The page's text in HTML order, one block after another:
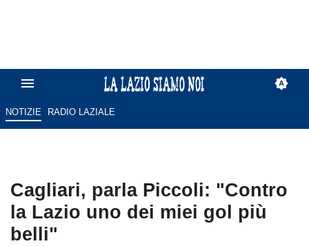
NOTIZIE RADIO LAZIALE
Cagliari, parla Piccoli: "Contro
la Lazio uno dei miei gol più
belli"